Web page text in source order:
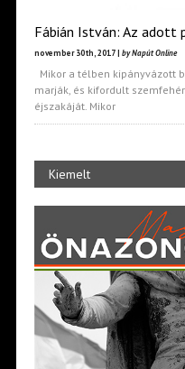
Fábián István: Az adott
november 30th, 2017 | by Napút Online
Mikor a télben kipányvázott
marják, és kifordult
éjszakáját. Mikor
Kiemelt